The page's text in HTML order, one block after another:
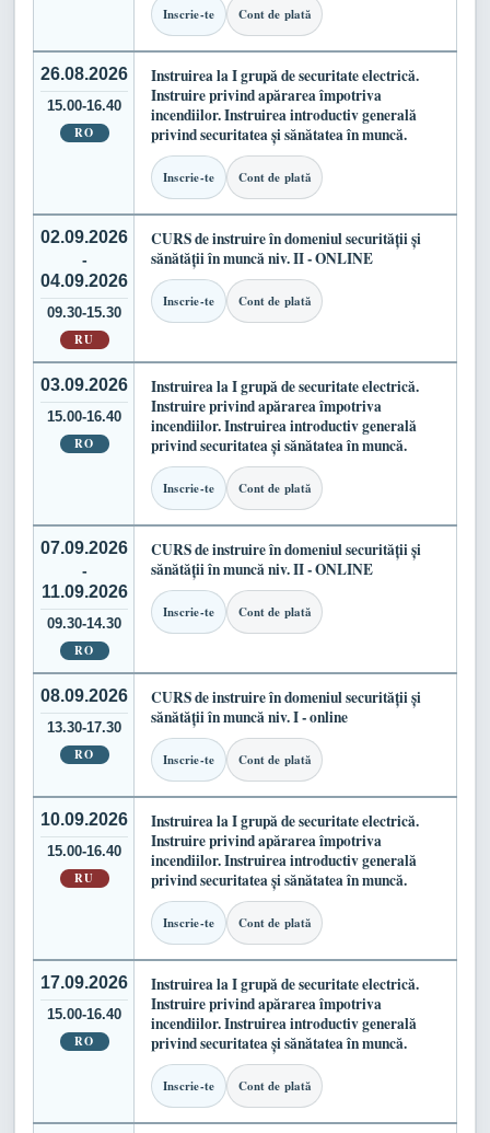
Inscrie-te Cont de plată
26.08.2026
15.00-16.40
RO
Instruirea la I grupă de securitate electrică.
Instruire privind apărarea împotriva
incendiilor. Instruirea introductiv generală
privind securitatea și sănătatea în muncă.
Inscrie-te Cont de plată
02.09.2026
-
04.09.2026
09.30-15.30
RU
CURS de instruire în domeniul securității și
sănătății în muncă niv. II - ONLINE
Inscrie-te Cont de plată
03.09.2026
15.00-16.40
RO
Instruirea la I grupă de securitate electrică.
Instruire privind apărarea împotriva
incendiilor. Instruirea introductiv generală
privind securitatea și sănătatea în muncă.
Inscrie-te Cont de plată
07.09.2026
-
11.09.2026
09.30-14.30
RO
CURS de instruire în domeniul securității și
sănătății în muncă niv. II - ONLINE
Inscrie-te Cont de plată
08.09.2026
13.30-17.30
RO
CURS de instruire în domeniul securității și
sănătății în muncă niv. I - online
Inscrie-te Cont de plată
10.09.2026
15.00-16.40
RU
Instruirea la I grupă de securitate electrică.
Instruire privind apărarea împotriva
incendiilor. Instruirea introductiv generală
privind securitatea și sănătatea în muncă.
Inscrie-te Cont de plată
17.09.2026
15.00-16.40
RO
Instruirea la I grupă de securitate electrică.
Instruire privind apărarea împotriva
incendiilor. Instruirea introductiv generală
privind securitatea și sănătatea în muncă.
Inscrie-te Cont de plată